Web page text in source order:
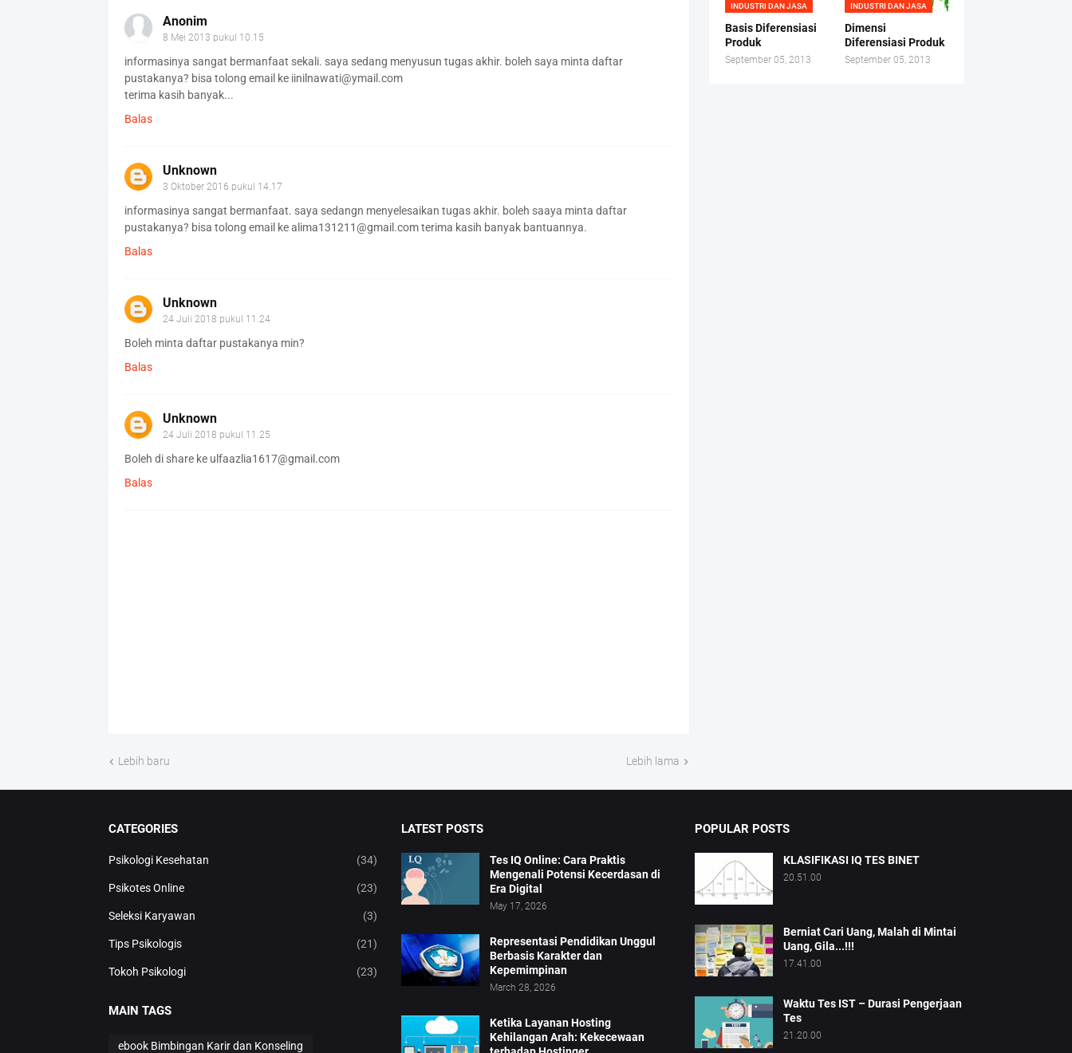
Anonim
8 Mei 2013 pukul 10.15
informasinya sangat bermanfaat sekali. saya sedang menyusun tugas akhir. boleh saya minta daftar
pustakanya? bisa tolong email ke iinilnawati@ymail.com
terima kasih banyak...
Balas
Unknown
3 Oktober 2016 pukul 14.17
informasinya sangat bermanfaat. saya sedangn menyelesaikan tugas akhir. boleh saaya minta daftar
pustakanya? bisa tolong email ke alima131211@gmail.com terima kasih banyak bantuannya.
Balas
Unknown
24 Juli 2018 pukul 11.24
Boleh minta daftar pustakanya min?
Balas
Unknown
24 Juli 2018 pukul 11.25
Boleh di share ke ulfaazlia1617@gmail.com
Balas
Lebih baru Lebih lama
INDUSTRI DAN JASA
Basis Diferensiasi
Produk
September 05, 2013
INDUSTRI DAN JASA
Dimensi
Diferensiasi Produk
September 05, 2013
CATEGORIES
Psikologi Kesehatan (34)
Psikotes Online (23)
Seleksi Karyawan (3)
Tips Psikologis (21)
Tokoh Psikologi (23)
MAIN TAGS
ebook Bimbingan Karir dan Konseling
LATEST POSTS
Tes IQ Online: Cara Praktis
Mengenali Potensi Kecerdasan di
Era Digital
May 17, 2026
Representasi Pendidikan Unggul
Berbasis Karakter dan
Kepemimpinan
March 28, 2026
Ketika Layanan Hosting
Kehilangan Arah: Kekecewaan
POPULAR POSTS
KLASIFIKASI IQ TES BINET
20.51.00
Berniat Cari Uang, Malah di Mintai
Uang, Gila...!!!
17.41.00
Waktu Tes IST – Durasi Pengerjaan
Tes
21.20.00